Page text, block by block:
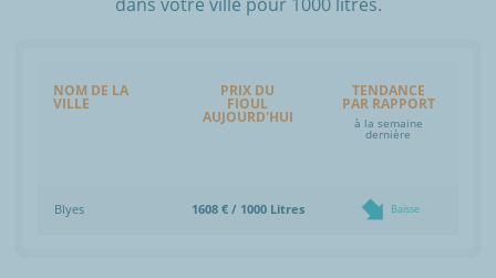
NOM DE LA
VILLE
PRIX DU
FIOUL
AUJOURD'HUI
TENDANCE
PAR RAPPORT
à la semaine
dernière
Blyes 1608 € / 1000 Litres Baisse